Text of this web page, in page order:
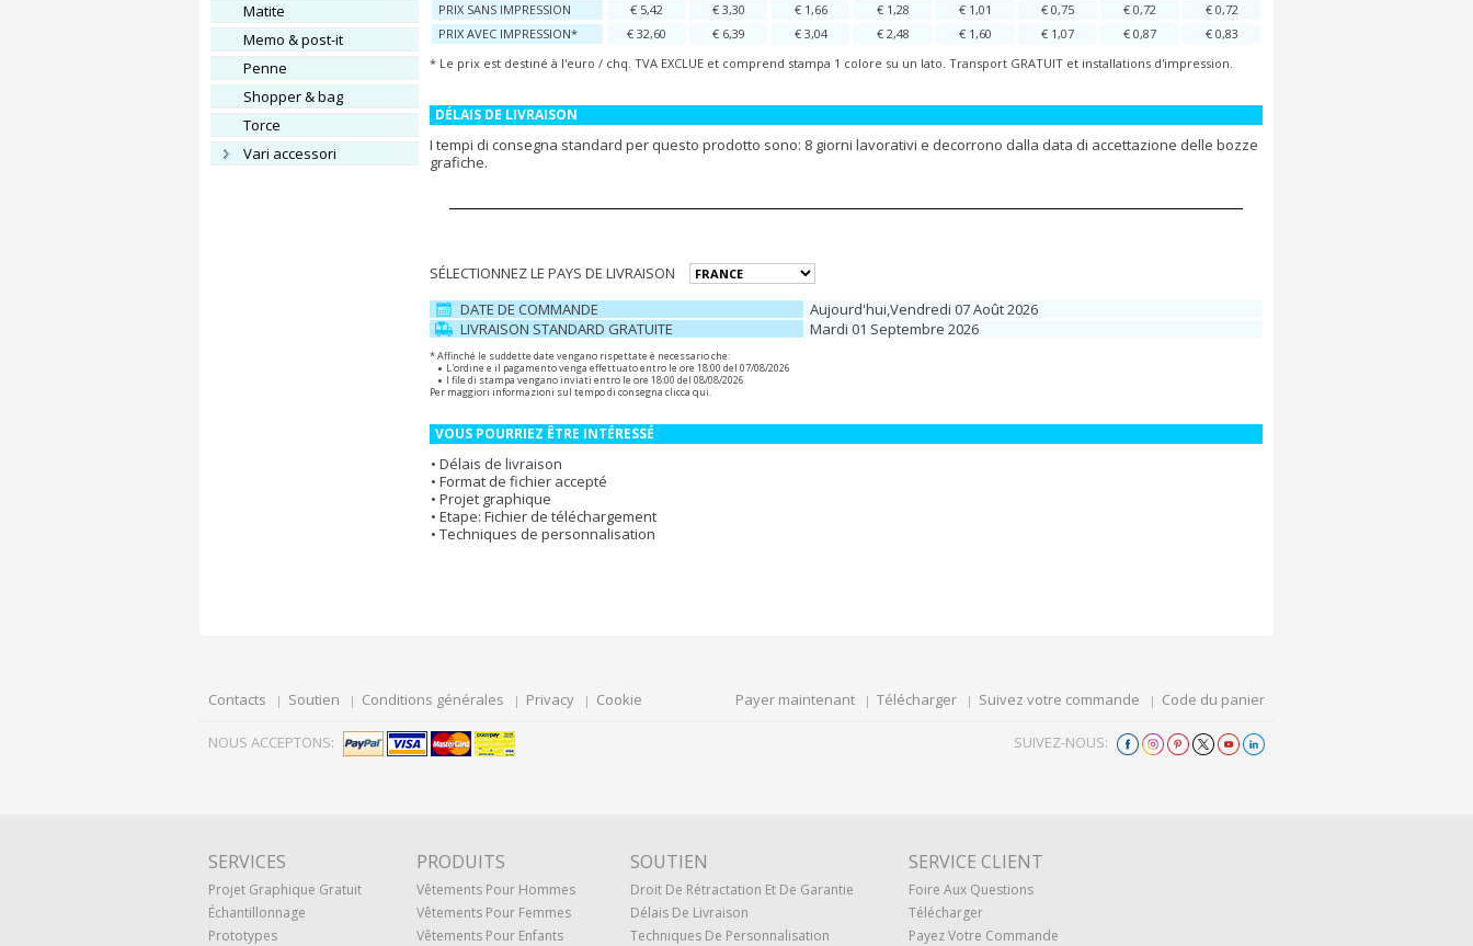
matite
memo & post-it
penne
shopper & bag
torce
vari accessori
PRIX SANS IMPRESSION
€ 5,42 € 3,30 € 1,66 € 1,28 € 1,01 € 0,75 € 0,72
€ 0,72
PRIX AVEC IMPRESSION*
€ 32,60 € 6,39 € 3,04 € 2,48 € 1,60 € 1,07 € 0,87
€ 0,83
* Le prix est destiné à l'euro / chq. TVA EXCLUE et comprend stampa 1 colore su un lato. Transport GRATUIT et installations d'impression.
DÉLAIS DE LIVRAISON
I tempi di consegna standard per questo prodotto sono: 8 giorni lavorativi e decorrono dalla data di accettazione delle bozze
grafiche.
SÉLECTIONNEZ LE PAYS DE LIVRAISON
DATE DE COMMANDE
Aujourd'hui,vendredi 07 Août 2026
LIVRAISON STANDARD GRATUITE
Mardi 01 Septembre 2026
* Affinché le suddette date vengano rispettate è necessario che:
L'ordine e il pagamento venga effettuato entro le ore 18:00 del 07/08/2026
I file di stampa vengano inviati entro le ore 18:00 del 08/08/2026
Per maggiori informazioni sul tempo di consegna clicca qui.
VOUS POURRIEZ ÊTRE INTÉRESSÉ
Délais de livraison
Format de fichier accepté
Projet graphique
Etape: Fichier de téléchargement
Techniques de personnalisation
Contacts Soutien Conditions générales Privacy Cookie Payer maintenant Télécharger Suivez votre commande Code du panier
NOUS ACCEPTONS: SUIVEZ-NOUS:
SERVICES
Projet Graphique Gratuit
Échantillonnage
Prototypes
PRODUITS
Vêtements Pour Hommes
Vêtements Pour Femmes
Vêtements Pour Enfants
SOUTIEN
Droit De Rétractation Et De Garantie
Délais De Livraison
Techniques De Personnalisation
SERVICE CLIENT
Foire Aux Questions
Télécharger
Payez Votre Commande